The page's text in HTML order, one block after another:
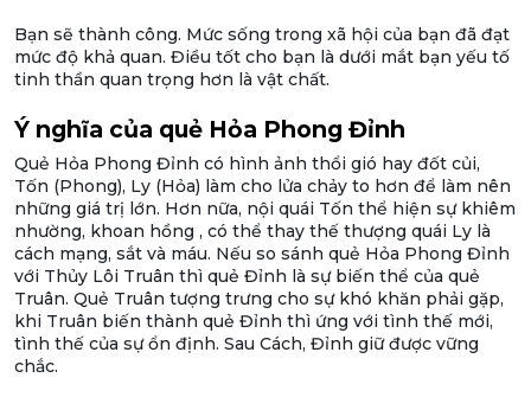
Bạn sẽ thành công. Mức sống trong xã hội của bạn đã đạt
mức độ khả quan. Điều tốt cho bạn là dưới mắt bạn yếu tố
tinh thần quan trọng hơn là vật chất.
Ý nghĩa của quẻ Hỏa Phong Đỉnh
Quẻ Hỏa Phong Đỉnh có hình ảnh thổi gió hay đốt củi,
Tốn (Phong), Ly (Hỏa) làm cho lửa chảy to hơn để làm nên
những giá trị lớn. Hơn nữa, nội quái Tốn thể hiện sự khiêm
nhường, khoan hồng , có thể thay thế thượng quái Ly là
cách mạng, sắt và máu. Nếu so sánh quẻ Hỏa Phong Đỉnh
với Thủy Lôi Truân thì quẻ Đỉnh là sự biến thể của quẻ
Truân. Quẻ Truân tượng trưng cho sự khó khăn phải gặp,
khi Truân biến thành quẻ Đỉnh thì ứng với tình thế mới,
tình thế của sự ổn định. Sau Cách, Đỉnh giữ được vững
chắc.